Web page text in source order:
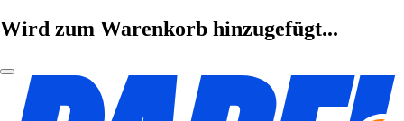
Wird zum Warenkorb hinzugefügt...